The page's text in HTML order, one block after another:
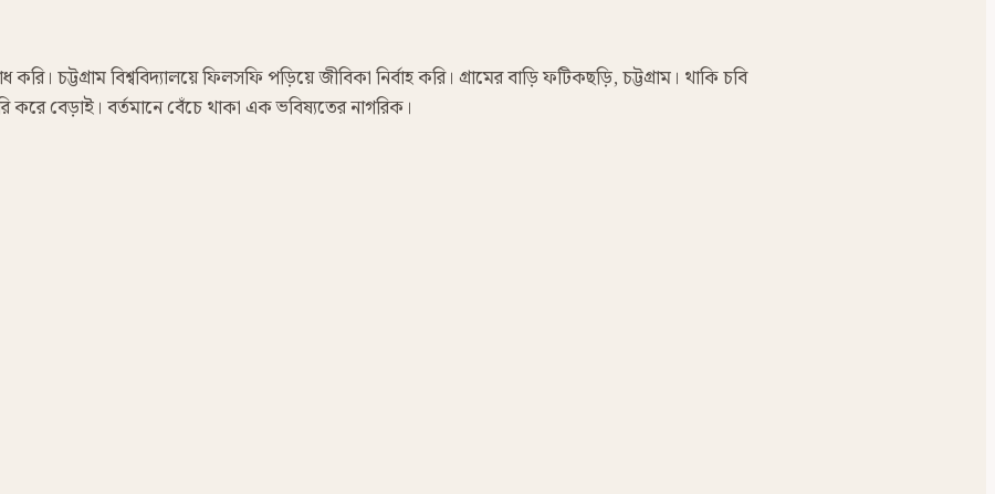
চট্টগ্রাম বিশ্ববিদ্যালয়ে ফিলসফি পড়িয়ে জীবিকা নির্বাহ করি। গ্রামের বাড়ি ফটিকছড়ি, চট্টগ্রাম। থাকি চবি
করে বেড়াই। বর্তমানে বেঁচে থাকা এক ভবিষ্যতের নাগরিক।